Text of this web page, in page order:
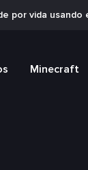
por vida usando
Minecraft